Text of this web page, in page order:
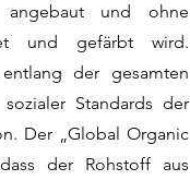
angebaut und ohne
und gefärbt wird.
der gesamten
Standards der
Der „Global Organic
der Rohstoff aus